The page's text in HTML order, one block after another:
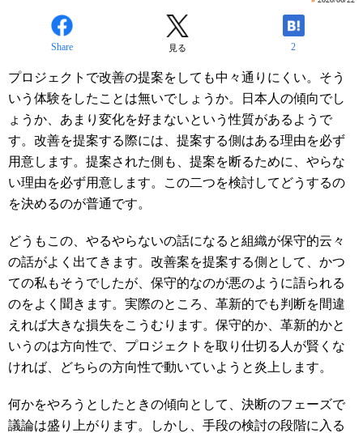
Share 見る 2
プロジェクトで改善の提案をしても中々通りにくい。そう
いう体験をしたことは無いでしょうか。日本人の傾向でし
ょうか、あまり変化を好まないという性質があるようで
す。改善を提案する際には、提案する側はある理由を必ず
用意します。提案された側も、提案を断るために、やらな
い理由を必ず用意します。この二つを検討してどうするの
を決めるのが普通です。
どうもこの、やるやらないの話になると組織が保守的云々
の話がよく出てきます。改善案を提案する側として、かつ
ての私もそうでしたが、保守的なのが悪のように語られる
のをよく聞きます。実際のところ、革新的でも判断を間違
えれば大きな損失をこうむります。保守的か、革新的かと
いうのは方向性で、プロジェクトを取り仕切る人が賢くな
ければ、どちらの方向性で動いていようと炎上します。
何かをやろうとしたときの傾向として、決断のフェーズで
議論は盛り上がります。しかし、手段の検討の段階に入る